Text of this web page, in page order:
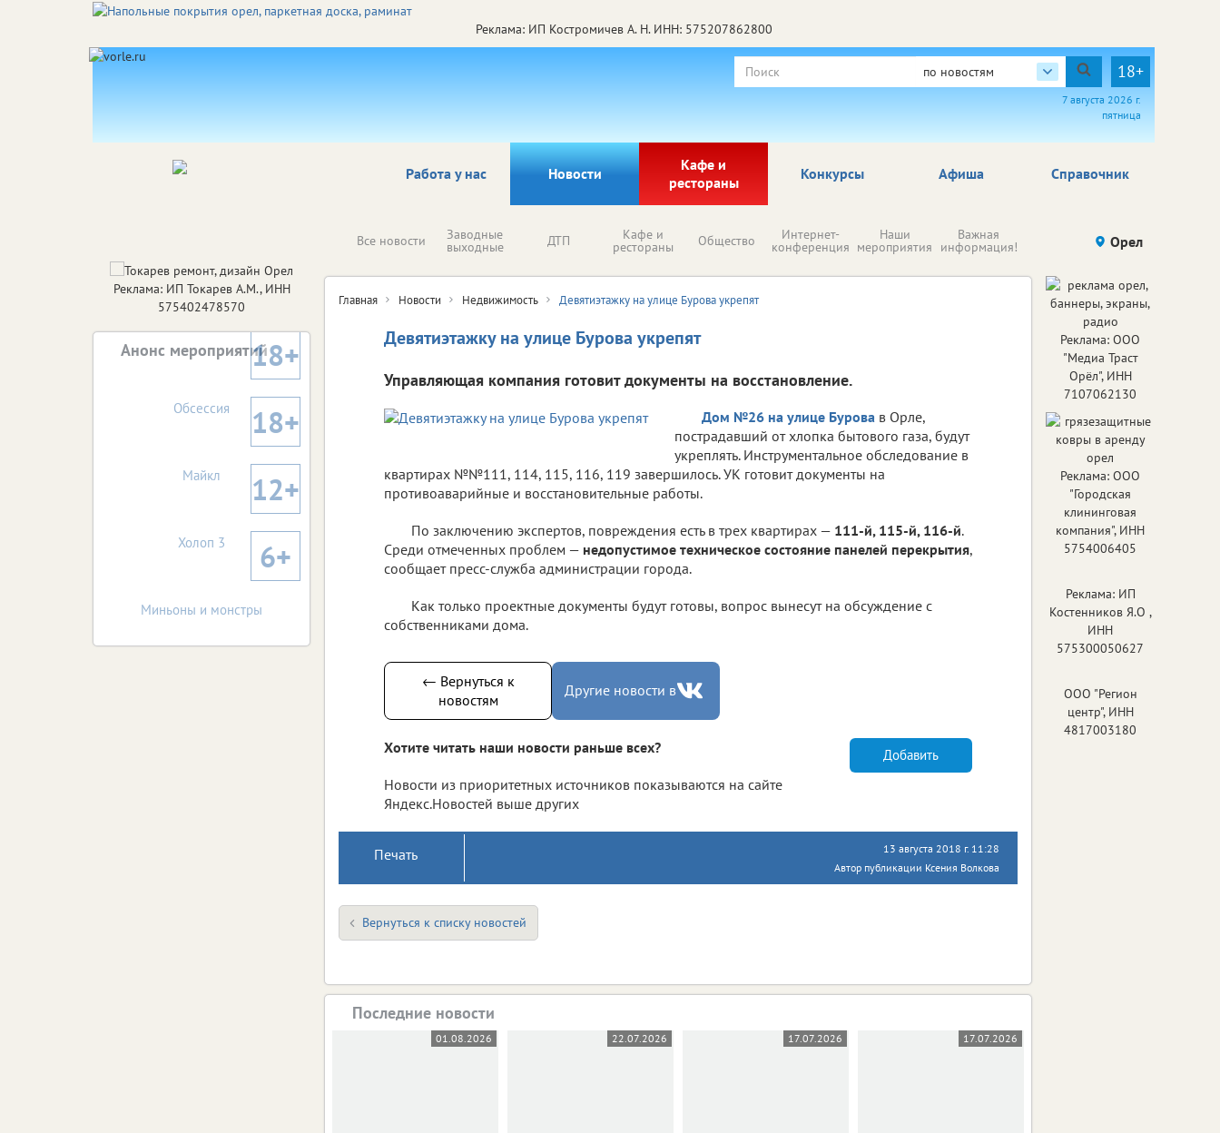
Реклама: ИП Костромичев А. Н. ИНН: 575207862800
по новостям 18+
7 августа 2026 г.
пятница
Работа у нас Новости
Кафе и
рестораны
Афиша Справочник
Конкурсы
Все новости Заводные
выходные ДТП Кафе и
рестораны Общество Интернет-
конференция
Наши
мероприятия
Важная
информация! Происшествия Здоровье
Орел
Главная Новости Недвижимость Девятиэтажку на улице Бурова укрепят
Девятиэтажку на улице Бурова укрепят
Управляющая компания готовит документы на восстановление.
Дом №26 на улице Бурова в Орле,
пострадавший от хлопка бытового газа, будут
укреплять. Инструментальное обследование в
квартирах №№111, 114, 115, 116, 119 завершилось. УК готовит документы на
противоаварийные и восстановительные работы.
По заключению экспертов, повреждения есть в трех квартирах — 111-й, 115-й, 116-й.
Среди отмеченных проблем — недопустимое техническое состояние панелей перекрытия,
сообщает пресс-служба администрации города.
Как только проектные документы будут готовы, вопрос вынесут на обсуждение с
собственниками дома.
← Вернуться к
новостям
Другие новости в
Хотите читать наши новости раньше всех?
Новости из приоритетных источников показываются на сайте
Яндекс.Новостей выше других
Добавить
Печать
13 августа 2018 г. 11:28
Автор публикации Ксения Волкова
Вернуться к списку новостей
Последние новости
01.08.2026 22.07.2026 17.07.2026 17.07.2026
Реклама: ИП Токарев А.М., ИНН
575402478570
Анонс мероприятий18+
Обсессия 18+
Майкл 12+
Холоп 3 6+
Миньоны и монстры
Реклама: ООО
"Медиа Траст
Орёл", ИНН
7107062130
Реклама: ООО
"Городская
клининговая
компания", ИНН
5754006405
Реклама: ИП
Костенников Я.О ,
ИНН
575300050627
ООО "Регион
центр", ИНН
4817003180